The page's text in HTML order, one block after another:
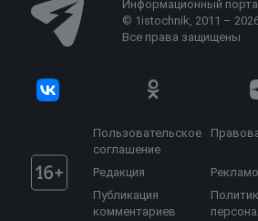
Информационный
© 1istochnik, 2011 – 2026
Все права защищены
Пользовательское
соглашение
Редакция
Публикация
комментариев